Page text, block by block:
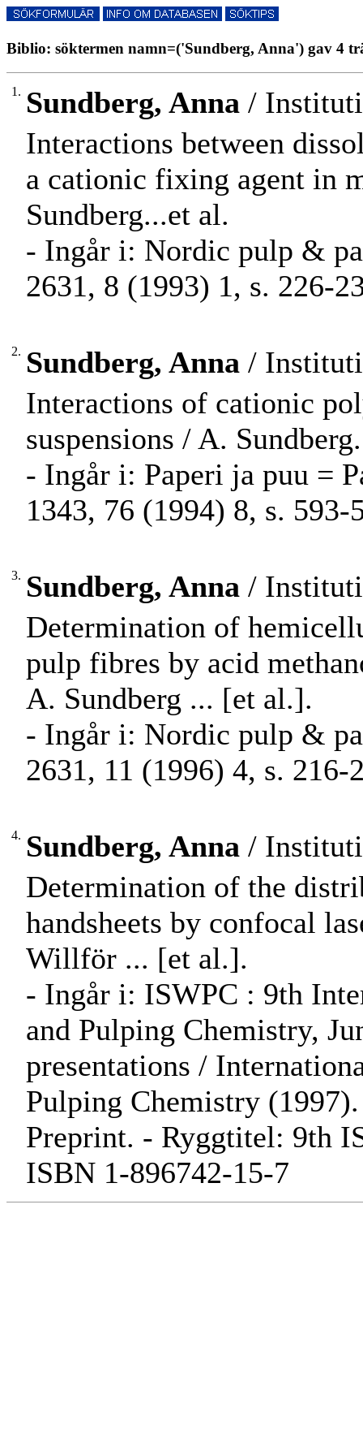
Biblio: söktermen namn=('Sundberg, Anna') gav 4
1. Sundberg, Anna /
Interactions between
a cationic fixing agent in
Sundberg...et al.
- Ingår i: Nordic pulp &
2631, 8 (1993) 1, s. 226-
2. Sundberg, Anna /
Interactions of cationic
suspensions / A.
- Ingår i: Paperi ja puu =
1343, 76 (1994) 8, s. 593-
3. Sundberg, Anna /
Determination of
pulp fibres by acid
A. Sundberg ... [et al.].
- Ingår i: Nordic pulp &
2631, 11 (1996) 4, s. 216-
4. Sundberg, Anna /
Determination of the
handsheets by confocal
Willför ... [et al.].
- Ingår i: ISWPC : 9th
and Pulping Chemistry,
presentations /
Pulping Chemistry
Preprint. - Ryggtitel: 9th
ISBN 1-896742-15-7